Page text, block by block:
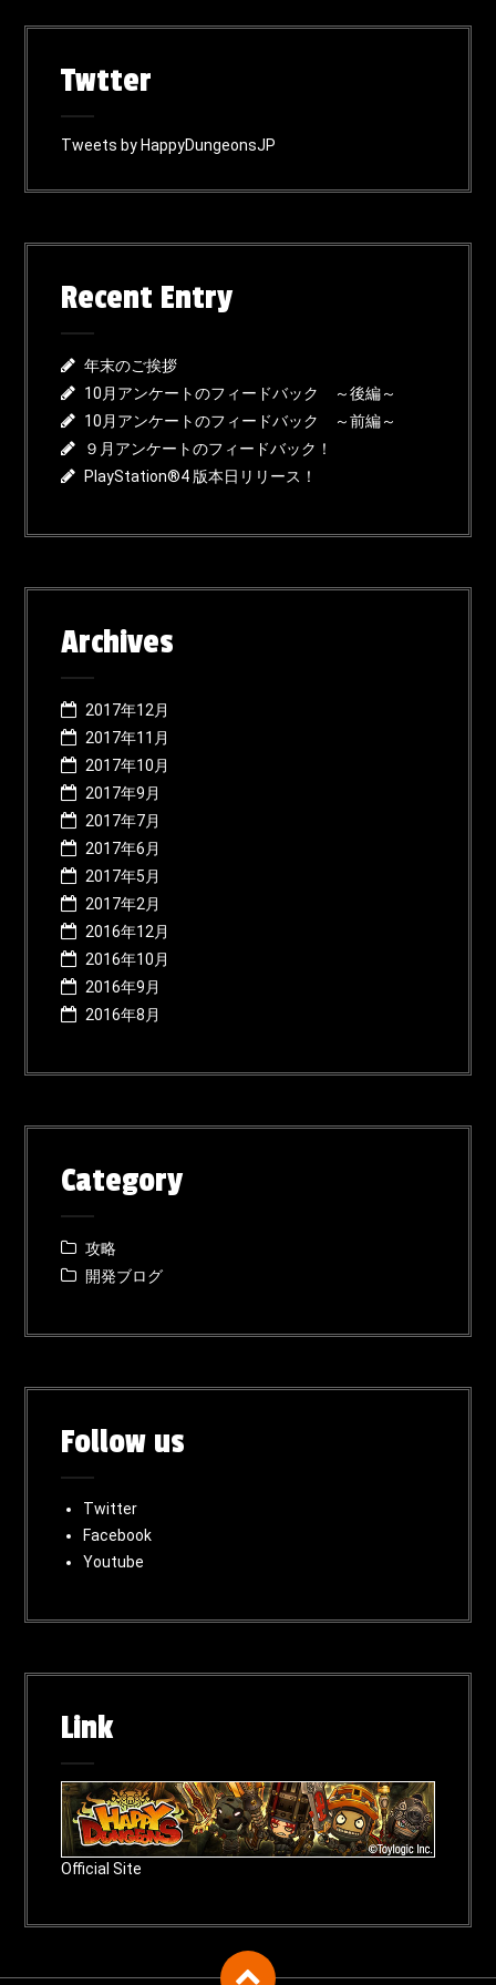
Twtter
Tweets by HappyDungeonsJP
Recent Entry
年末のご挨拶
10月アンケートのフィードバック ～後編～
10月アンケートのフィードバック ～前編～
９月アンケートのフィードバック！
PlayStation®4 版本日リリース！
Archives
2017年12月
2017年11月
2017年10月
2017年9月
2017年7月
2017年6月
2017年5月
2017年2月
2016年12月
2016年10月
2016年9月
2016年8月
Category
攻略
開発ブログ
Follow us
Twitter
Facebook
Youtube
Link
Official Site